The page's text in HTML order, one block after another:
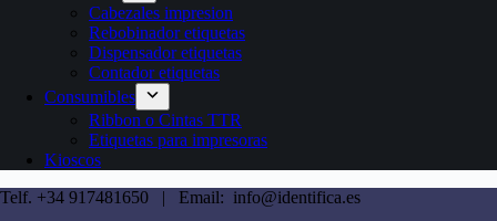
Cabezales impresion
Rebobinador etiquetas
Dispensador etiquetas
Contador etiquetas
Consumibles
Ribbon o Cintas TTR
Etiquetas para impresoras
Kioscos
Telf. +34 917481650 | Email: info@identifica.es